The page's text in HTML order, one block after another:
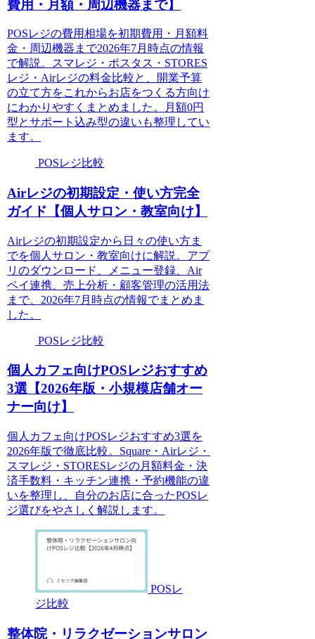
費用・月額・周辺機器まで】
POSレジの費用相場を初期費用・月額料
金・周辺機器まで2026年7月時点の情報
で解説。スマレジ・ポスタス・STORES
レジ・Airレジの料金比較と、開業予算
の立て方をこれからお店をつくる方向け
にわかりやすくまとめました。月額0円
型とサポート込み型の違いも整理してい
ます。
POSレジ比較
Airレジの初期設定・使い方完全
ガイド【個人サロン・教室向け】
Airレジの初期設定から日々の使い方ま
でを個人サロン・教室向けに解説。アプ
リのダウンロード、メニュー登録、Air
ペイ連携、売上分析・顧客管理の活用法
まで、2026年7月時点の情報でまとめま
した。
POSレジ比較
個人カフェ向けPOSレジおすすめ
3選【2026年版・小規模店舗オー
ナー向け】
個人カフェ向けPOSレジおすすめ3選を
2026年版で徹底比較。Square・Airレジ・
スマレジ・STORESレジの月額料金・決
済手数料・キッチン連携・予約機能の違
いを整理し、自分のお店に合ったPOSレ
ジ選びをやさしく解説します。
POSレ
ジ比較
整体院・リラクゼーションサロン